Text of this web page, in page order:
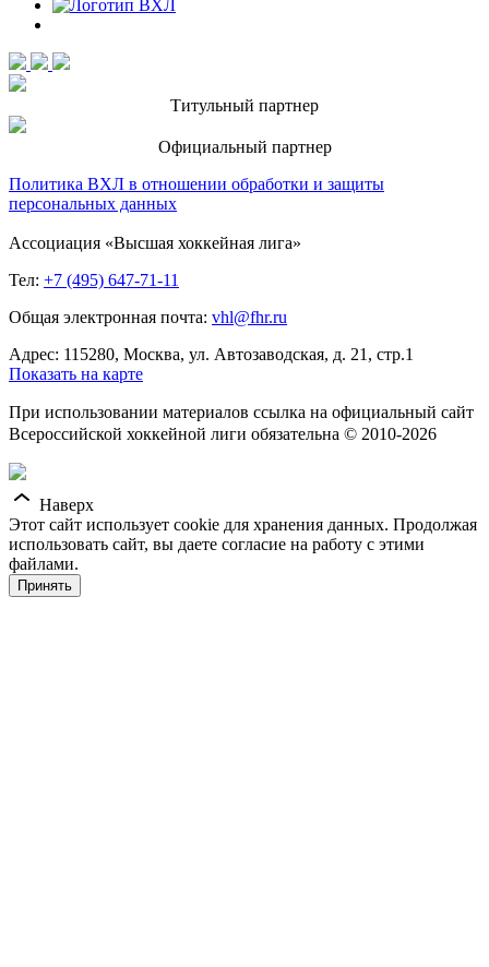
Титульный партнер
Официальный партнер
Политика ВХЛ в отношении обработки и защиты
персональных данных
Ассоциация «Высшая хоккейная лига»
Тел: +7 (495) 647-71-11
Общая электронная почта: vhl@fhr.ru
Адрес: 115280, Москва, ул. Автозаводская, д. 21, стр.1
Показать на карте
При использовании материалов ссылка на официальный сайт
Всероссийской хоккейной лиги обязательна © 2010-2026
Наверх
Этот сайт использует cookie для хранения данных. Продолжая
использовать сайт, вы даете согласие на работу с этими
файлами.
Принять